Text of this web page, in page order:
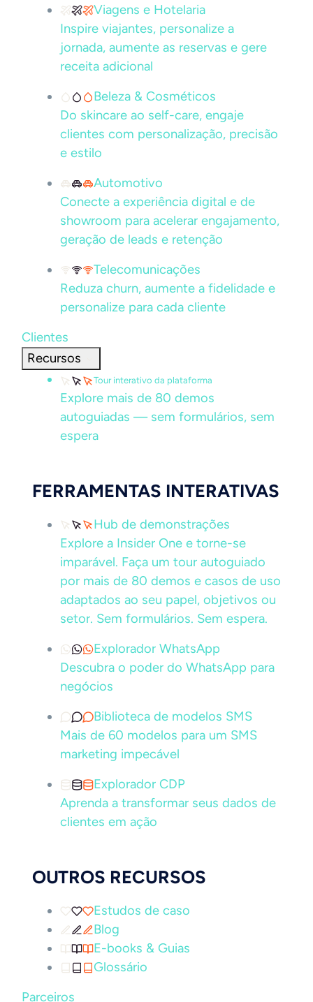
Viagens e Hotelaria
Inspire viajantes, personalize a
jornada, aumente as reservas e gere
receita adicional
Beleza & Cosméticos
Do skincare ao self-care, engaje
clientes com personalização, precisão
e estilo
Automotivo
Conecte a experiência digital e de
showroom para acelerar engajamento,
geração de leads e retenção
Telecomunicações
Reduza churn, aumente a fidelidade e
personalize para cada cliente
Clientes
Recursos
Tour interativo da plataforma
Explore mais de 80 demos
autoguiadas — sem formulários, sem
espera
FERRAMENTAS INTERATIVAS
Hub de demonstrações
Explore a Insider One e torne-se
imparável. Faça um tour autoguiado
por mais de 80 demos e casos de uso
adaptados ao seu papel, objetivos ou
setor. Sem formulários. Sem espera.
Explorador WhatsApp
Descubra o poder do WhatsApp para
negócios
Biblioteca de modelos SMS
Mais de 60 modelos para um SMS
marketing impecável
Explorador CDP
Aprenda a transformar seus dados de
clientes em ação
OUTROS RECURSOS
Estudos de caso
Blog
E-books & Guias
Glossário
Parceiros